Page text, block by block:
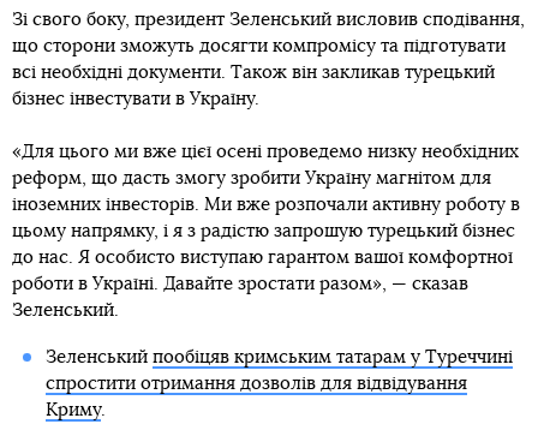
Зі свого боку, президент Зеленський висловив сподівання,
що сторони зможуть досягти компромісу та підготувати
всі необхідні документи. Також він закликав турецький
бізнес інвестувати в Україну.
«Для цього ми вже цієї осені проведемо низку необхідних
реформ, що дасть змогу зробити Україну магнітом для
іноземних інвесторів. Ми вже розпочали активну роботу в
цьому напрямку, і я з радістю запрошую турецький бізнес
до нас. Я особисто виступаю гарантом вашої комфортної
роботи в Україні. Давайте зростати разом», — сказав
Зеленський.
Зеленський пообіцяв кримським татарам у Туреччині
спростити отримання дозволів для відвідування
Криму.